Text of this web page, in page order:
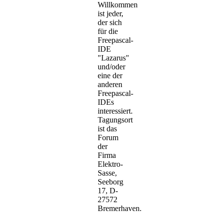
Willkommen
ist jeder,
der sich
für die
Freepascal-
IDE
"Lazarus"
und/oder
eine der
anderen
Freepascal-
IDEs
interessiert.
Tagungsort
ist das
Forum
der
Firma
Elektro-
Sasse,
Seeborg
17, D-
27572
Bremerhaven.